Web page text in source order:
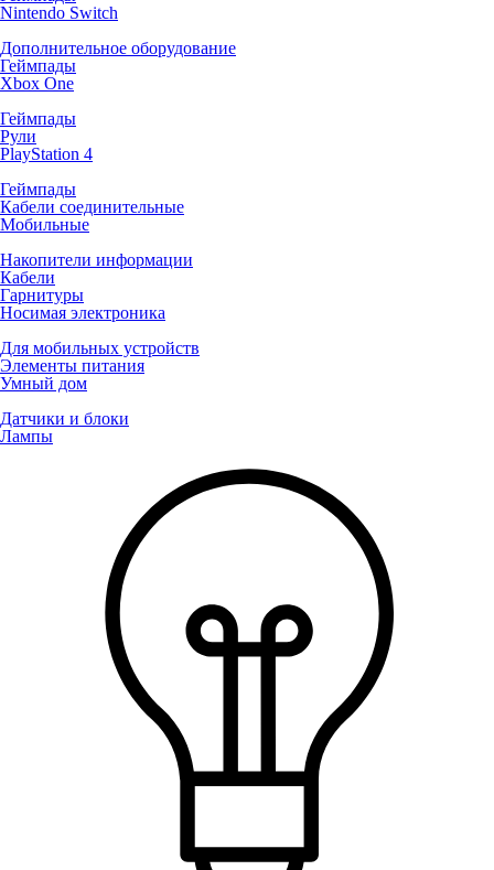
Nintendo Switch
Дополнительное оборудование
Геймпады
Xbox One
Геймпады
Рули
PlayStation 4
Геймпады
Кабели соединительные
Мобильные
Накопители информации
Кабели
Гарнитуры
Носимая электроника
Для мобильных устройств
Элементы питания
Умный дом
Датчики и блоки
Лампы